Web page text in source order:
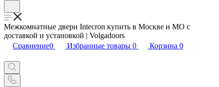
Межкомнатные двери Intecron купить в Москве и МО с
доставкой и установкой | Volgadoors
Сравнение0 Избранные товары 0 Корзина 0